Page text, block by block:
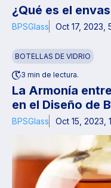
¿Qué es el
BPSGlass Oct 17, 2023,
BOTELLAS DE VIDRIO
3 min de lectura.
La Armonía
en el Diseño de
BPSGlass Oct 15, 2023,